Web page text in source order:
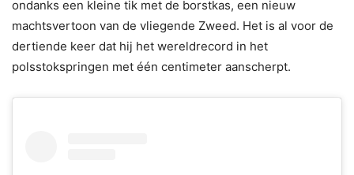
ondanks een kleine tik met de borstkas, een nieuw
machtsvertoon van de vliegende Zweed. Het is al voor de
dertiende keer dat hij het wereldrecord in het
polsstokspringen met één centimeter aanscherpt.